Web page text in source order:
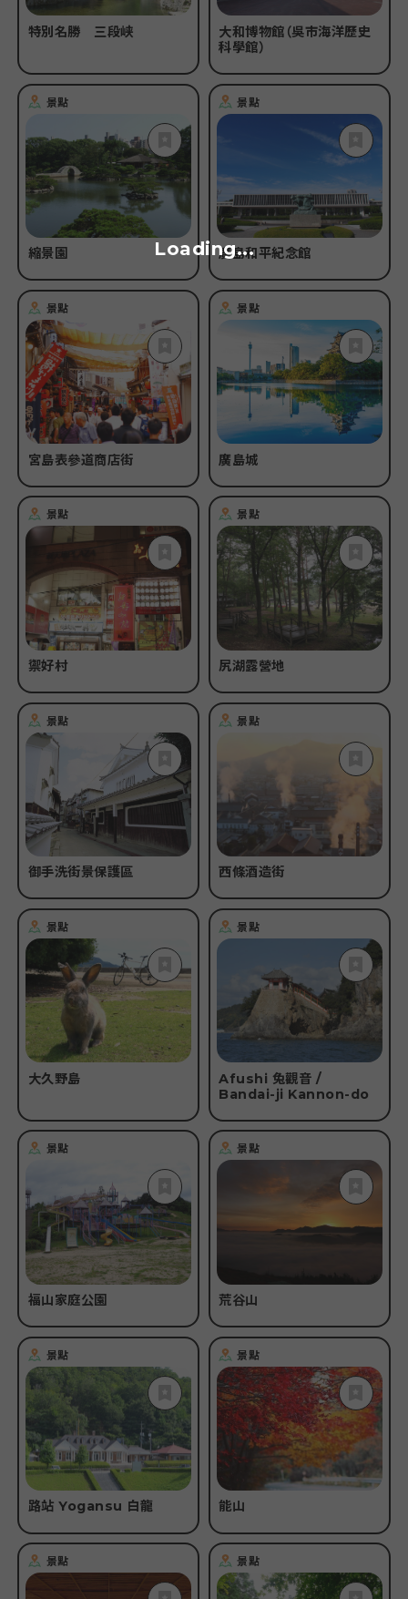
特別名勝 三段峡
大和博物館（吳市海洋歷史
科學館）
景點
縮景園
景點
廣島和平紀念館
景點
宮島表參道商店街
景點
廣島城
景點
禦好村
景點
尻湖露營地
景點
御手洗街景保護區
景點
西條酒造街
景點
大久野島
景點
Afushi 兔觀音 /
Bandai-ji Kannon-do
景點
福山家庭公園
景點
荒谷山
景點
路站 Yogansu 白龍
景點
能山
景點 景點
Loading...